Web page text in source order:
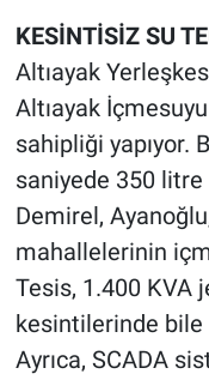
KESİNTİSİZ SU
Altıayak
Altıayak
sahipliği yapıyor.
saniyede 350
Demirel,
mahallelerinin
Tesis, 1.400 KVA
kesintilerinde bile
Ayrıca, SCADA